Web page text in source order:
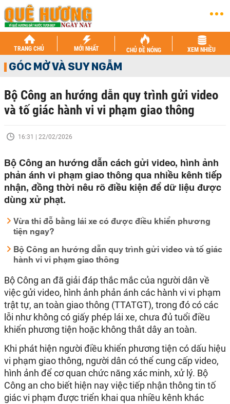
TRANG CHỦ MỚI NHẤT CHỦ ĐỀ NÓNG XEM NHIỀU
GÓC MỞ VÀ SUY NGẪM
Bộ Công an hướng dẫn quy trình gửi video
và tố giác hành vi vi phạm giao thông
16:31 | 22/02/2026
Bộ Công an hướng dẫn cách gửi video, hình ảnh
phản ánh vi phạm giao thông qua nhiều kênh tiếp
nhận, đồng thời nêu rõ điều kiện để dữ liệu được
dùng xử phạt.
Vừa thi đỗ bằng lái xe có được điều khiển phương
tiện ngay?
Bộ Công an hướng dẫn quy trình gửi video và tố giác
hành vi vi phạm giao thông
Bộ Công an đã giải đáp thắc mắc của người dân về
việc gửi video, hình ảnh phản ánh các hành vi vi phạm
trật tự, an toàn giao thông (TTATGT), trong đó có các
lỗi như không có giấy phép lái xe, chưa đủ tuổi điều
khiển phương tiện hoặc không thắt dây an toàn.
Khi phát hiện người điều khiển phương tiện có dấu hiệu
vi phạm giao thông, người dân có thể cung cấp video,
hình ảnh để cơ quan chức năng xác minh, xử lý. Bộ
Công an cho biết hiện nay việc tiếp nhận thông tin tố
giác vi phạm được triển khai qua nhiều kênh khác